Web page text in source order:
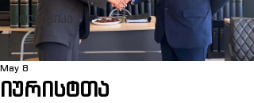
Პოლიტიკა
იურისტთა
May 8